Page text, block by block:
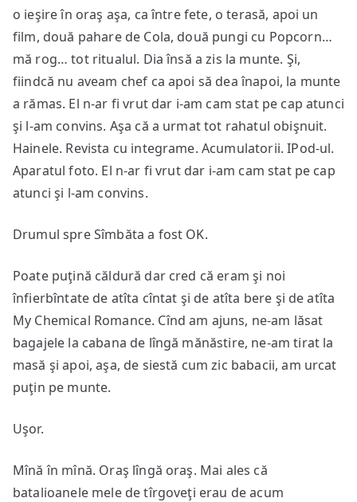
o ieşire în oraş aşa, ca între fete, o terasă, apoi un
film, două pahare de Cola, două pungi cu Popcorn…
mă rog… tot ritualul. Dia însă a zis la munte. Şi,
fiindcă nu aveam chef ca apoi să dea înapoi, la munte
a rămas. El n-ar fi vrut dar i-am cam stat pe cap atunci
şi l-am convins. Aşa că a urmat tot rahatul obişnuit.
Hainele. Revista cu integrame. Acumulatorii. IPod-ul.
Aparatul foto. El n-ar fi vrut dar i-am cam stat pe cap
atunci şi l-am convins.
Drumul spre Sîmbăta a fost OK.
Poate puţină căldură dar cred că eram şi noi
înfierbîntate de atîta cîntat şi de atîta bere şi de atîta
My Chemical Romance. Cînd am ajuns, ne-am lăsat
bagajele la cabana de lîngă mănăstire, ne-am tirat la
masă şi apoi, aşa, de siestă cum zic babacii, am urcat
puţin pe munte.
Uşor.
Mînă în mînă. Oraş lîngă oraş. Mai ales că
batalioanele mele de tîrgoveţi erau de acum